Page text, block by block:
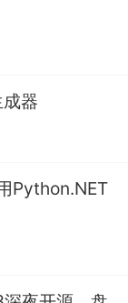
器
Python.NET